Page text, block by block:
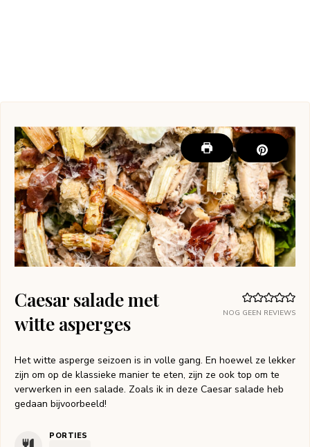
NOG GEEN REVIEWS
Caesar salade met
witte asperges
Het witte asperge seizoen is in volle gang. En hoewel ze lekker
zijn om op de klassieke manier te eten, zijn ze ook top om te
verwerken in een salade. Zoals ik in deze Caesar salade heb
gedaan bijvoorbeeld!
PORTIES